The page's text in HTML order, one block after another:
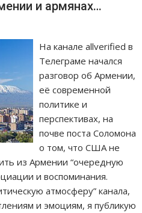
и армянах…
На канале allverified в
Телеграме начался
разговор об Армении,
её современной
политике и
перспективах, на
почве поста Соломона
о том, что США не
из Армении “очередную
и воспоминания.
атмосферу” канала,
и эмоциям, я публикую